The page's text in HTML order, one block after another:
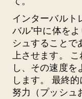
インターバルト
バル"中に体を
シュすることで
上させます。
し、その速度を
します。 最終
努力（プッシュ